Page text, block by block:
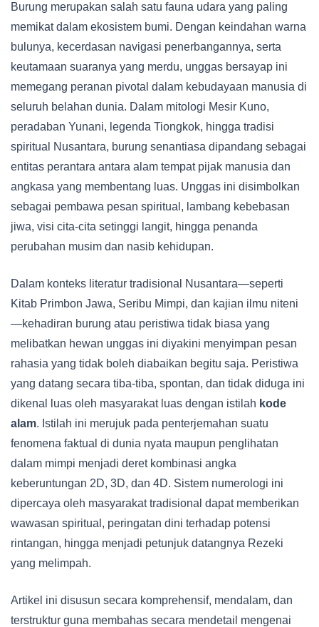
Burung merupakan salah satu fauna udara yang paling
memikat dalam ekosistem bumi. Dengan keindahan warna
bulunya, kecerdasan navigasi penerbangannya, serta
keutamaan suaranya yang merdu, unggas bersayap ini
memegang peranan pivotal dalam kebudayaan manusia di
seluruh belahan dunia. Dalam mitologi Mesir Kuno,
peradaban Yunani, legenda Tiongkok, hingga tradisi
spiritual Nusantara, burung senantiasa dipandang sebagai
entitas perantara antara alam tempat pijak manusia dan
angkasa yang membentang luas. Unggas ini disimbolkan
sebagai pembawa pesan spiritual, lambang kebebasan
jiwa, visi cita-cita setinggi langit, hingga penanda
perubahan musim dan nasib kehidupan.
Dalam konteks literatur tradisional Nusantara—seperti
Kitab Primbon Jawa, Seribu Mimpi, dan kajian ilmu niteni
—kehadiran burung atau peristiwa tidak biasa yang
melibatkan hewan unggas ini diyakini menyimpan pesan
rahasia yang tidak boleh diabaikan begitu saja. Peristiwa
yang datang secara tiba-tiba, spontan, dan tidak diduga ini
dikenal luas oleh masyarakat luas dengan istilah kode
alam. Istilah ini merujuk pada penterjemahan suatu
fenomena faktual di dunia nyata maupun penglihatan
dalam mimpi menjadi deret kombinasi angka
keberuntungan 2D, 3D, dan 4D. Sistem numerologi ini
dipercaya oleh masyarakat tradisional dapat memberikan
wawasan spiritual, peringatan dini terhadap potensi
rintangan, hingga menjadi petunjuk datangnya Rezeki
yang melimpah.
Artikel ini disusun secara komprehensif, mendalam, dan
terstruktur guna membahas secara mendetail mengenai